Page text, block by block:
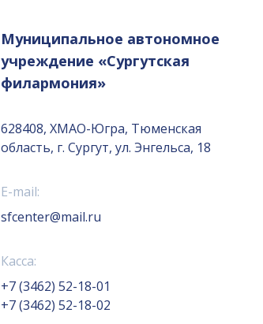
Муниципальное автономное
учреждение «Сургутская
филармония»
628408, ХМАО-Югра, Тюменская
область, г. Сургут, ул. Энгельса, 18
E-mail:
sfcenter@mail.ru
Касса:
+7 (3462) 52-18-01
+7 (3462) 52-18-02